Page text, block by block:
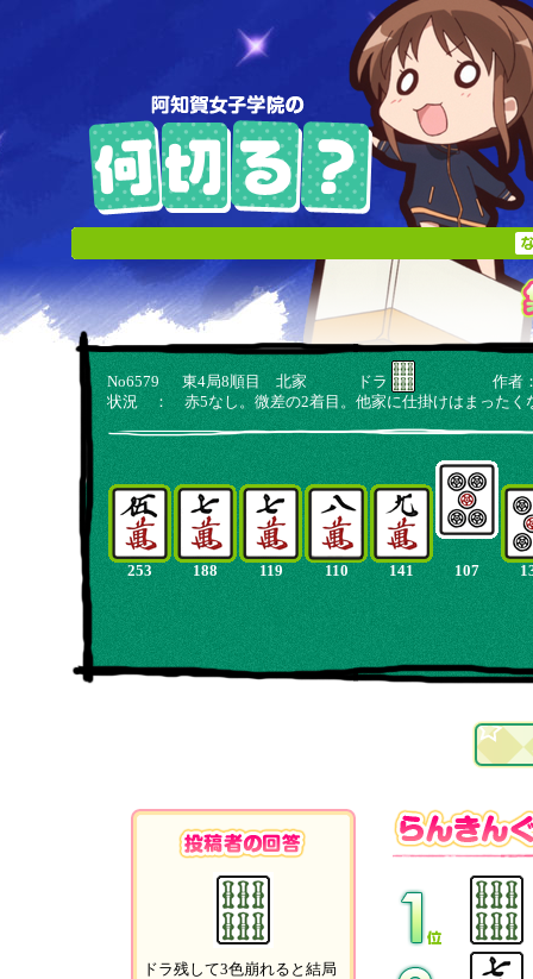
No6579 東4局8順目 北家 ドラ
作者：や
状況 ： 赤5なし。微差の2着目。他家に仕掛けはまったく
253 188 119 110 141 107
ドラ残して3色崩れると結局